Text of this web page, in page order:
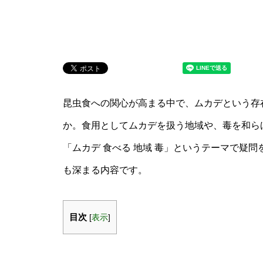
昆虫食への関心が高まる中で、ムカデという
か。食用としてムカデを扱う地域や、毒を和
「ムカデ 食べる 地域 毒」というテーマで疑
も深まる内容です。
目次 [表示]